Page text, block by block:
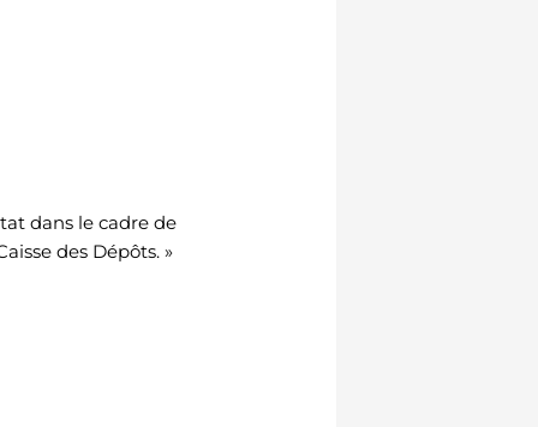
dans le cadre de
des Dépôts. »